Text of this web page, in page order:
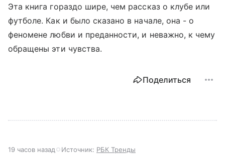
Эта книга гораздо шире, чем рассказ о клубе или
футболе. Как и было сказано в начале, она - о
феномене любви и преданности, и неважно, к чему
обращены эти чувства.
Поделиться
19 часов назад Источник: РБК Тренды